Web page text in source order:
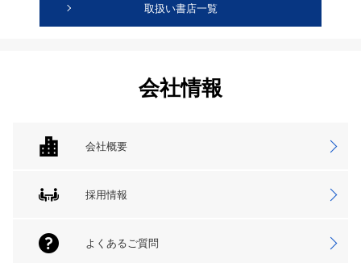
取扱い書店一覧
会社情報
会社概要
採用情報
よくあるご質問